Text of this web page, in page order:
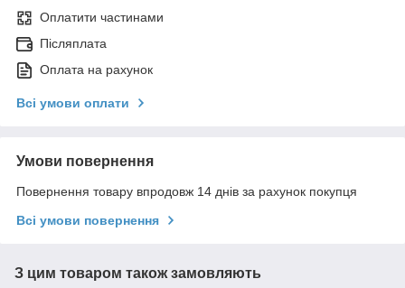
Оплатити частинами
Післяплата
Оплата на рахунок
Всі умови оплати
Умови повернення
Повернення товару впродовж 14 днів за рахунок покупця
Всі умови повернення
З цим товаром також замовляють